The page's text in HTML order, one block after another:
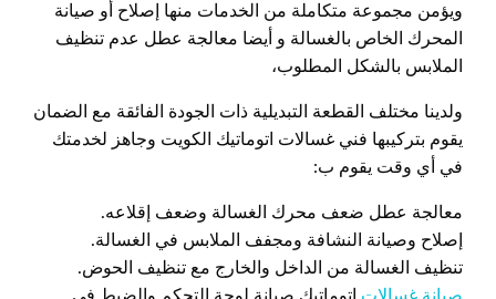
ويؤمن مجموعة متكاملة من الخدمات منها إصلاح أو صيانة
المحرك الخاص بالغسالة و أيضا معالجة عطل عدم تنظيف
الملابس بالشكل المطلوب،
ولدينا مختلف القطعة التبديلية ذات الجودة الفائقة مع الضمان
يقوم بتركيبها فني غسالات اتوماتيك الكويت وجاهز لخدمتك
في أي وقت يقوم ب:
معالجة عطل ضعف محرك الغسالة وضعف إقلاعه.
إصلاح وصيانة النشافة ومجفف الملابس في الغسالة.
تنظيف الغسالة من الداخل والخارج مع تنظيف الحوض.
صيانة غسالات اتوماتيك صيانة لوحة التحكم والضبط في